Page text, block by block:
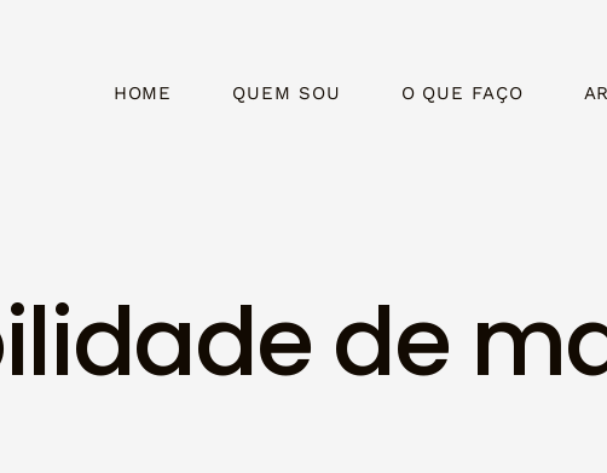
HOME QUEM SOU O QUE FAÇO
de